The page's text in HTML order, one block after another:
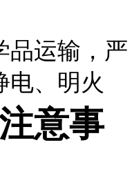
品运输，严
电、明火
意事